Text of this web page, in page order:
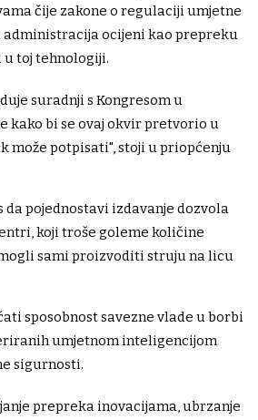
čije zakone o regulaciji umjetne
administracija ocijeni kao prepreku
toj tehnologiji.
suradnji s Kongresom u
kako bi se ovaj okvir pretvorio u
može potpisati", stoji u priopćenju
da pojednostavi izdavanje dozvola
koji troše goleme količine
sami proizvoditi struju na licu
sposobnost savezne vlade u borbi
umjetnom inteligencijom
sigurnosti.
prepreka inovacijama, ubrzanje